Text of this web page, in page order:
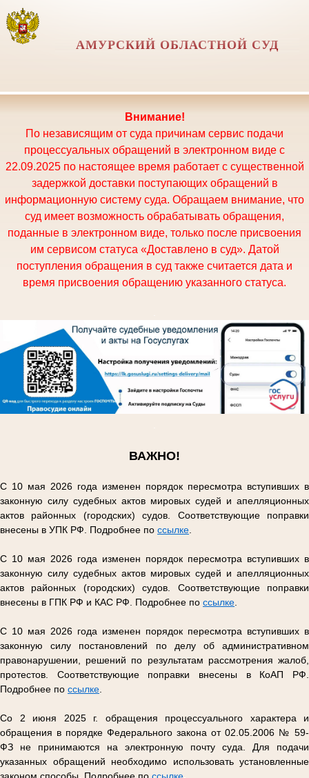
АМУРСКИЙ ОБЛАСТНОЙ СУД
Внимание!
По независящим от суда причинам сервис подачи
процессуальных обращений в электронном виде с
22.09.2025 по настоящее время работает с существенной
задержкой доставки поступающих обращений в
информационную систему суда. Обращаем внимание, что
суд имеет возможность обрабатывать обращения,
поданные в электронном виде, только после присвоения
им сервисом статуса «Доставлено в суд». Датой
поступления обращения в суд также считается дата и
время присвоения обращению указанного статуса.
ВАЖНО!
С 10 мая 2026 года изменен порядок пересмотра вступивших в
законную силу судебных актов мировых судей и апелляционных
актов районных (городских) судов. Соответствующие поправки
внесены в УПК РФ. Подробнее по ссылке
С 10 мая 2026 года изменен порядок пересмотра вступивших в
законную силу судебных актов мировых судей и апелляционных
актов районных (городских) судов. Соответствующие поправки
внесены в ГПК РФ и КАС РФ. Подробнее по ссылке
С 10 мая 2026 года изменен порядок пересмотра вступивших в
законную силу постановлений по делу об административном
правонарушении, решений по результатам рассмотрения жалоб,
протестов. Соответствующие поправки внесены в КоАП РФ.
Подробнее по ссылке
Со 2 июня 2025 г. обращения процессуального характера и
обращения в порядке Федерального закона от 02.05.2006 № 59-
ФЗ не принимаются на электронную почту суда. Для подачи
указанных обращений необходимо использовать установленные